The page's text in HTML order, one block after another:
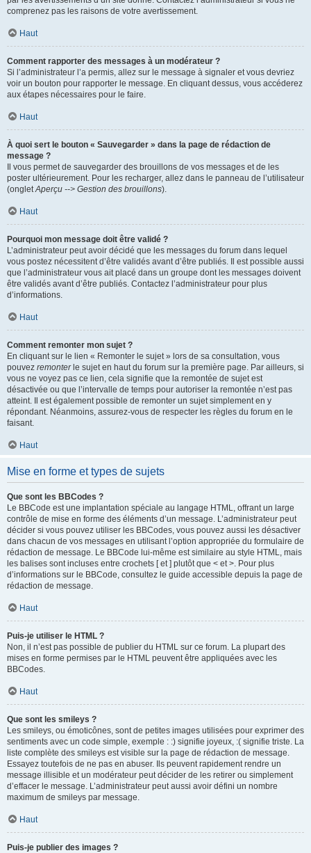
comprenez pas les raisons de votre avertissement.
Haut
Comment rapporter des messages à un modérateur ?
Si l’administrateur l’a permis, allez sur le message à signaler et vous devriez
voir un bouton pour rapporter le message. En cliquant dessus, vous accéderez
aux étapes nécessaires pour le faire.
Haut
À quoi sert le bouton « Sauvegarder » dans la page de rédaction de
message ?
Il vous permet de sauvegarder des brouillons de vos messages et de les
poster ultérieurement. Pour les recharger, allez dans le panneau de l’utilisateur
(ongletAperçu --> Gestion des brouillons).
Haut
Pourquoi mon message doit être validé ?
L’administrateur peut avoir décidé que les messages du forum dans lequel
vous postez nécessitent d’être validés avant d’être publiés. Il est possible aussi
que l’administrateur vous ait placé dans un groupe dont les messages doivent
être validés avant d’être publiés. Contactez l’administrateur pour plus
d’informations.
Haut
Comment remonter mon sujet ?
En cliquant sur le lien « Remonter le sujet » lors de sa consultation, vous
pouvez remonterle sujet en haut du forum sur la première page. Par ailleurs, si
vous ne voyez pas ce lien, cela signifie que la remontée de sujet est
désactivée ou que l’intervalle de temps pour autoriser la remontée n’est pas
atteint. Il est également possible de remonter un sujet simplement en y
répondant. Néanmoins, assurez-vous de respecter les règles du forum en le
faisant.
Haut
Mise en forme et types de sujets
Que sont les BBCodes ?
Le BBCode est une implantation spéciale au langage HTML, offrant un large
contrôle de mise en forme des éléments d’un message. L’administrateur peut
décider si vous pouvez utiliser les BBCodes, vous pouvez aussi les désactiver
dans chacun de vos messages en utilisant l’option appropriée du formulaire de
rédaction de message. Le BBCode lui-même est similaire au style HTML, mais
les balises sont incluses entre crochets [ et ] plutôt que < et >. Pour plus
d’informations sur le BBCode, consultez le guide accessible depuis la page de
rédaction de message.
Haut
Puis-je utiliser le HTML ?
Non, il n’est pas possible de publier du HTML sur ce forum. La plupart des
mises en forme permises par le HTML peuvent être appliquées avec les
BBCodes.
Haut
Que sont les smileys ?
Les smileys, ou émoticônes, sont de petites images utilisées pour exprimer des
sentiments avec un code simple, exemple : :) signifie joyeux, :( signifie triste. La
liste complète des smileys est visible sur la page de rédaction de message.
Essayez toutefois de ne pas en abuser. Ils peuvent rapidement rendre un
message illisible et un modérateur peut décider de les retirer ou simplement
d’effacer le message. L’administrateur peut aussi avoir défini un nombre
maximum de smileys par message.
Haut
Puis-je publier des images ?